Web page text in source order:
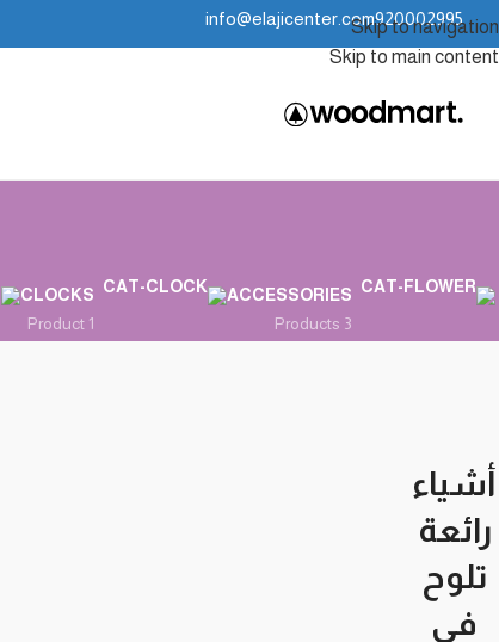
Skip to navigation
Skip to main content
920002995
info@elajicenter.com
ACCESSORIES
3 Products
CLOCKS
1 Product
أشياء
رائعة
تلوح
في